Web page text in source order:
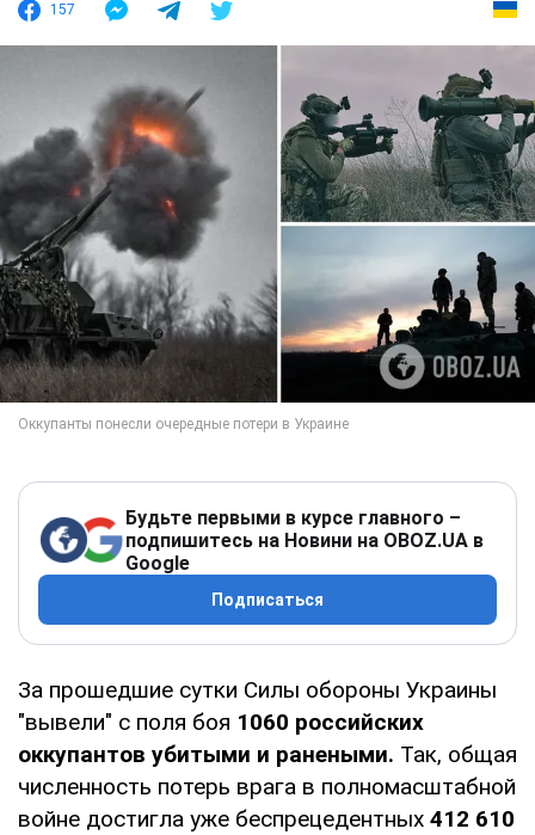
157
Будьте первыми в курсе главного –
подпишитесь на Новини на OBOZ.UA в
Google
Подписаться
За прошедшие сутки Силы обороны Украины
"вывели" с поля боя 1060 российских
оккупантов убитыми и ранеными. Так, общая
численность потерь врага в полномасштабной
войне достигла уже беспрецедентных 412 610